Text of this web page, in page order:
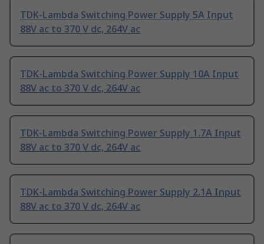
TDK-Lambda Switching Power Supply 5A Input
88V ac to 370 V dc, 264V ac
TDK-Lambda Switching Power Supply 10A Input
88V ac to 370 V dc, 264V ac
TDK-Lambda Switching Power Supply 1.7A Input
88V ac to 370 V dc, 264V ac
TDK-Lambda Switching Power Supply 2.1A Input
88V ac to 370 V dc, 264V ac